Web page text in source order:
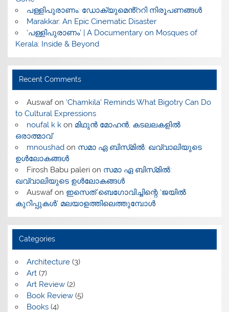
പള്ളിപുരാണം: ഡോക്യുമെൻ്ററി നിരൂപണങ്ങൾ
Marakkar: An Epic Cinematic Disaster
‘പള്ളിപുരാണം’ | A Documentary on Mosques of
Kerala: Inside & Beyond
Recent Comments
Auswafon ‘Chamkila’ Reminds What Bigotry Can Do
to Cultural Expressions
noufal k kon മിഥുൻ മോഹൻ, കടലലകളിൽ
ഒരാത്മാവ്
mnoushadon സമാ ഏ ബിസ്‌മിൽ: ഖവ്വാലിയുടെ
ഉൾലോകങ്ങൾ
Firosh Babu palerion സമാ ഏ ബിസ്‌മിൽ:
ഖവ്വാലിയുടെ ഉൾലോകങ്ങൾ
Auswafon ഇസെത് ബെഗോവിച്ചിന്റെ ‘ജയിൽ
കുറിപ്പുകൾ’ മലയാളത്തിലെത്തുമ്പോൾ
Categories
Architecture(3)
Art(7)
Art Review(2)
Book Review(5)
Books(4)